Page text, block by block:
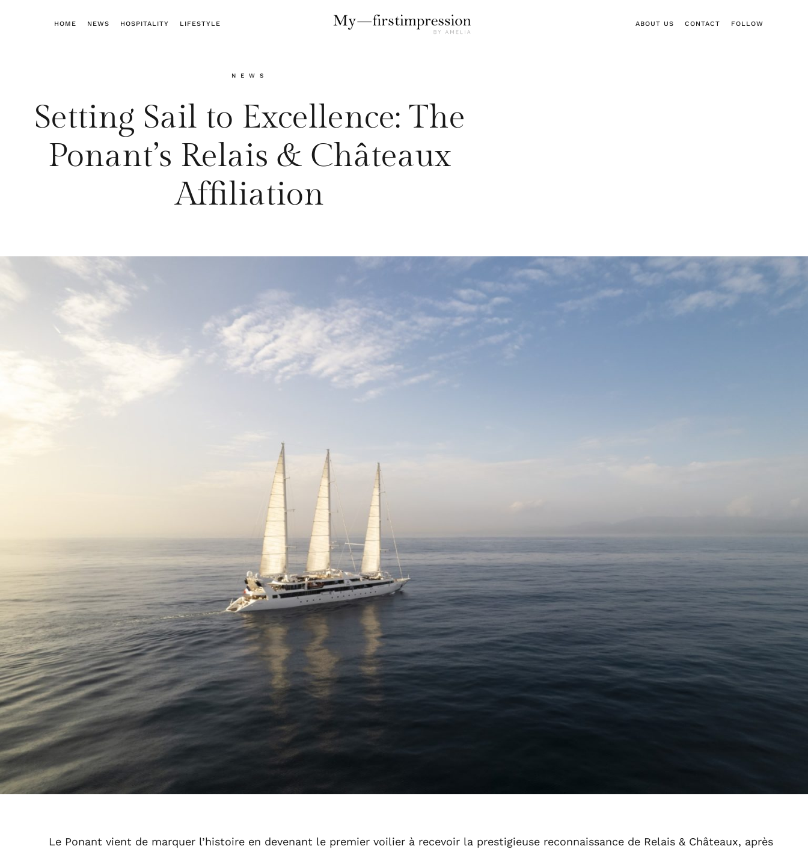
HOME NEWS HOSPITALITY LIFESTYLE ABOUT US CONTACT FOLLOW
NEWS
Setting Sail to Excellence: The
Ponant’s Relais & Châteaux
Affiliation
Le Ponant vient de marquer l’histoire en devenant le premier voilier à recevoir la prestigieuse reconnaissance de Relais & Châteaux, après